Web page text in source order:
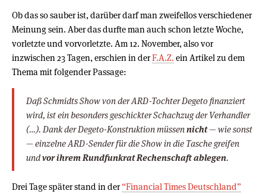
Ob das so sauber ist, darüber darf man zweifellos verschiedener
Meinung sein. Aber das durfte man auch schon letzte Woche,
vorletzte und vorvorletzte. Am 12. November, also vor
inzwischen 23 Tagen, erschien in derF.A.Z. ein Artikel zu dem
Thema mit folgender Passage:
Daß Schmidts Show von der ARD-Tochter Degeto finanziert
wird, ist ein besonders geschickter Schachzug der Verhandler
(…). Dank der Degeto-Konstruktion müssennicht— wie sonst
— einzelne ARD-Sender für die Show in die Tasche greifen
undvor ihrem Rundfunkrat Rechenschaft ablegen.
Drei Tage später stand in der“Financial Times Deutschland”